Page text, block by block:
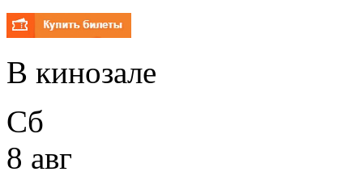
В кинозале
Сб
8 авг